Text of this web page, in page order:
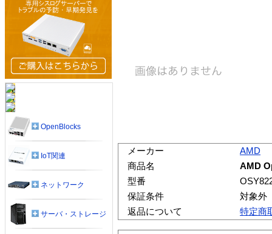
メーカー
AMD
商品名
AMD
型番
保証条件
対象外
返品について
特定商
OpenBlocks
IoT関連
ネットワーク
サーバ・ストレージ